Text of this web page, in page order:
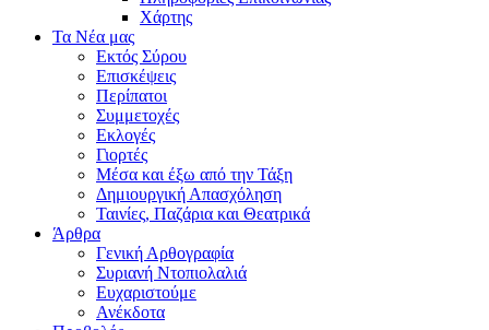
Χάρτης
Τα Νέα μας
Εκτός Σύρου
Επισκέψεις
Περίπατοι
Συμμετοχές
Εκλογές
Γιορτές
Μέσα και έξω από την Τάξη
Δημιουργική Απασχόληση
Ταινίες, Παζάρια και Θεατρικά
Άρθρα
Γενική Αρθογραφία
Συριανή Ντοπιολαλιά
Ευχαριστούμε
Ανέκδοτα